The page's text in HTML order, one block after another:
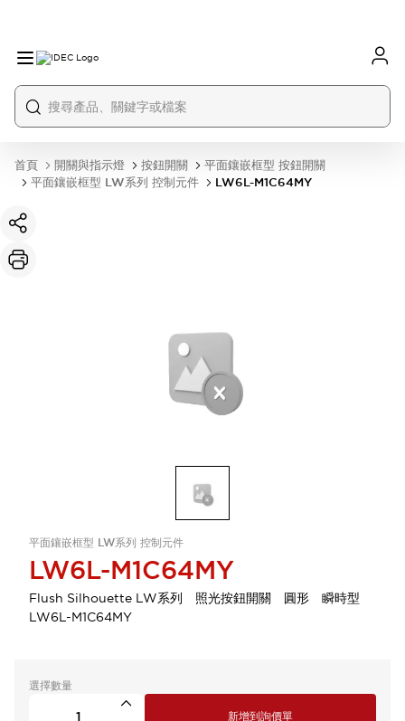
首頁 開關與指示燈 按鈕開關
平面鑲嵌框型 按鈕開關
平面鑲嵌框型 LW系列 控制元件
LW6L-M1C64MY
平面鑲嵌框型 LW系列 控制元件
LW6L-M1C64MY
Flush Silhouette LW系列 照光按鈕開關 圓形 瞬時型
LW6L-M1C64MY
選擇數量
新增到詢價單